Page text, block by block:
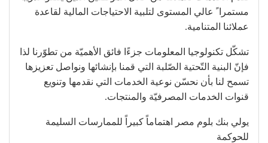
مستمراﹰ عالي المستوى لتلبية الاحتياجات المالية لقاعدة
عملائنا المتنامية.
تشكّل تكنولوجيا المعلومات جزءًا فائق الأهميّة من تطوّرنا لذا
فإنّ البنية التّحتية الصّلبة التي قمنا بإنشائها ونواصل تعزيزها
تسمح لنا بأن نحسّن نوعية الخدمات التي نقدمها وتنويع
قنوات الخدمات المصرفيّة والمنتجات.
يولي بنك بلوم مصر اهتماماً كبيراً للممارسات السليمة
للحوكمة